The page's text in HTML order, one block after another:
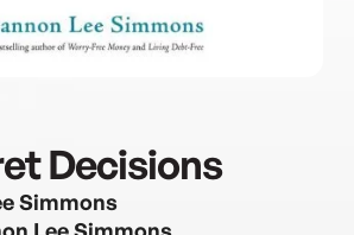
Decisions
Simmons